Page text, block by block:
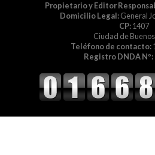
Propietario y Editor
Domicilio Legal:General
CP:1407
Ciudad de
Teléfono de contacto:
Registro DNDA Nº: